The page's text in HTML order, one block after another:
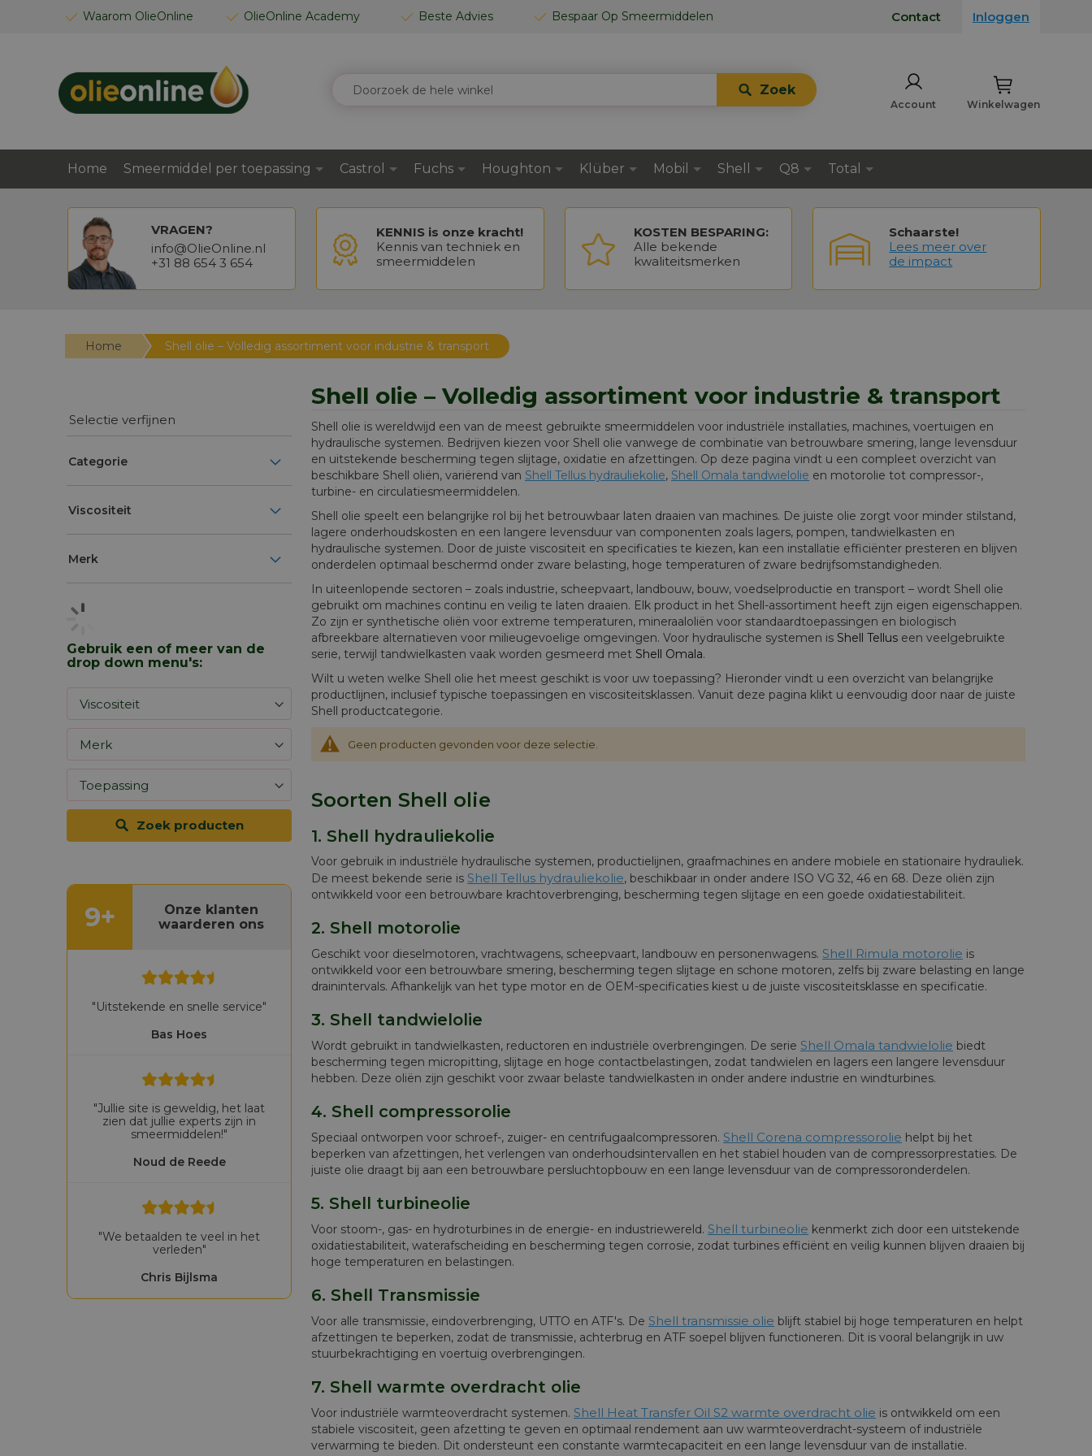
Waarom OlieOnline OlieOnline Academy Beste Advies Bespaar Op Smeermiddelen
GA
Contact Inloggen
Winkelwagen
ZOEK
Zoek
Account
Home Smeermiddel per toepassing Castrol Fuchs Houghton Klüber Mobil Shell Q8 Total
VRAGEN?
info@OlieOnline.nl
+31 88 654 3 654
KENNIS is onze kracht!
Kennis van techniek en
smeermiddelen
KOSTEN BESPARING:
Alle bekende
kwaliteitsmerken
Schaarste!
Lees meer over
de impact
Home Shell olie – Volledig assortiment voor industrie & transport
Shell olie – Volledig assortiment voor industrie & transport
Shell olie is wereldwijd een van de meest gebruikte smeermiddelen voor industriële installaties, machines, voertuigen en
hydraulische systemen. Bedrijven kiezen voor Shell olie vanwege de combinatie van betrouwbare smering, lange levensduur
en uitstekende bescherming tegen slijtage, oxidatie en afzettingen. Op deze pagina vindt u een compleet overzicht van
beschikbare Shell oliën, variërend van Shell Tellus hydrauliekolie, Shell Omala tandwielolie en motorolie tot compressor-,
turbine- en circulatiesmeermiddelen.
Shell olie speelt een belangrijke rol bij het betrouwbaar laten draaien van machines. De juiste olie zorgt voor minder stilstand,
lagere onderhoudskosten en een langere levensduur van componenten zoals lagers, pompen, tandwielkasten en
hydraulische systemen. Door de juiste viscositeit en specificaties te kiezen, kan een installatie efficiënter presteren en blijven
onderdelen optimaal beschermd onder zware belasting, hoge temperaturen of zware bedrijfsomstandigheden.
In uiteenlopende sectoren – zoals industrie, scheepvaart, landbouw, bouw, voedselproductie en transport – wordt Shell olie
gebruikt om machines continu en veilig te laten draaien. Elk product in het Shell-assortiment heeft zijn eigen eigenschappen.
Zo zijn er synthetische oliën voor extreme temperaturen, mineraaloliën voor standaardtoepassingen en biologisch
afbreekbare alternatieven voor milieugevoelige omgevingen. Voor hydraulische systemen is Shell Tellus een veelgebruikte
serie, terwijl tandwielkasten vaak worden gesmeerd met Shell Omala.
Wilt u weten welke Shell olie het meest geschikt is voor uw toepassing? Hieronder vindt u een overzicht van belangrijke
productlijnen, inclusief typische toepassingen en viscositeitsklassen. Vanuit deze pagina klikt u eenvoudig door naar de juiste
Shell productcategorie.
Geen producten gevonden voor deze selectie.
Soorten Shell olie
1. Shell hydrauliekolie
Voor gebruik in industriële hydraulische systemen, productielijnen, graafmachines en andere mobiele en stationaire hydrauliek.
De meest bekende serie is Shell Tellus hydrauliekolie, beschikbaar in onder andere ISO VG 32, 46 en 68. Deze oliën zijn
ontwikkeld voor een betrouwbare krachtoverbrenging, bescherming tegen slijtage en een goede oxidatiestabiliteit.
2. Shell motorolie
Geschikt voor dieselmotoren, vrachtwagens, scheepvaart, landbouw en personenwagens. Shell Rimula motorolie is
ontwikkeld voor een betrouwbare smering, bescherming tegen slijtage en schone motoren, zelfs bij zware belasting en lange
drainintervals. Afhankelijk van het type motor en de OEM-specificaties kiest u de juiste viscositeitsklasse en specificatie.
3. Shell tandwielolie
Wordt gebruikt in tandwielkasten, reductoren en industriële overbrengingen. De serie Shell Omala tandwielolie biedt
bescherming tegen micropitting, slijtage en hoge contactbelastingen, zodat tandwielen en lagers een langere levensduur
hebben. Deze oliën zijn geschikt voor zwaar belaste tandwielkasten in onder andere industrie en windturbines.
4. Shell compressorolie
Speciaal ontworpen voor schroef-, zuiger- en centrifugaalcompressoren. Shell Corena compressorolie helpt bij het
beperken van afzettingen, het verlengen van onderhoudsintervallen en het stabiel houden van de compressorprestaties. De
juiste olie draagt bij aan een betrouwbare persluchtopbouw en een lange levensduur van de compressoronderdelen.
5. Shell turbineolie
Voor stoom-, gas- en hydroturbines in de energie- en industriewereld. Shell turbineolie kenmerkt zich door een uitstekende
oxidatiestabiliteit, waterafscheiding en bescherming tegen corrosie, zodat turbines efficiënt en veilig kunnen blijven draaien bij
hoge temperaturen en belastingen.
6. Shell Transmissie
Voor alle transmissie, eindoverbrenging, UTTO en ATF's. De Shell transmissie olie blijft stabiel bij hoge temperaturen en helpt
afzettingen te beperken, zodat de transmissie, achterbrug en ATF soepel blijven functioneren. Dit is vooral belangrijk in uw
stuurbekrachtiging en voertuig overbrengingen.
7. Shell warmte overdracht olie
Voor industriële warmteoverdracht systemen. Shell Heat Transfer Oil S2 warmte overdracht olie is ontwikkeld om een
stabiele viscositeit, geen afzetting te geven en optimaal rendement aan uw warmteoverdracht-systeem of industriële
verwarming te bieden. Dit ondersteunt een constante warmtecapaciteit en een lange levensduur van de installatie.
Selectie verfijnen
Categorie
Viscositeit
Merk
Gebruik een of meer van de
drop down menu's:
Zoek producten
9+
Onze klanten
waarderen ons
Bas Hoes
"Uitstekende en snelle service"
Noud de Reede
"Jullie site is geweldig, het laat
zien dat jullie experts zijn in
smeermiddelen!"
Chris Bijlsma
"We betaalden te veel in het
verleden"